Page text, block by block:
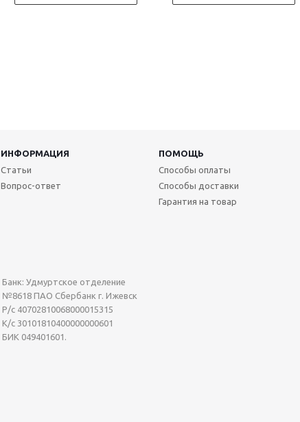
Банк: Удмуртское отделение
№8618 ПАО Сбербанк г. Ижевск
Р/с 40702810068000015315
К/с 30101810400000000601
БИК 049401601.
ИНФОРМАЦИЯ
ПОМОЩЬ
Статьи
Вопрос-ответ
Способы оплаты
Способы доставки
Гарантия на товар